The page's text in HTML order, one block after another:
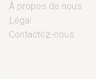
À propos de nous
Légal
Contactez-nous